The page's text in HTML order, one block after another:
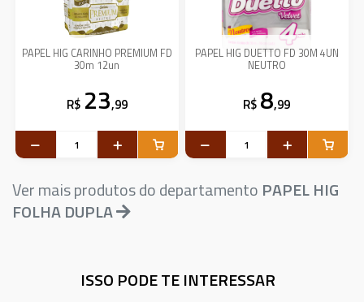
PAPEL HIG CARINHO PREMIUM FD
30m 12un
R$ 23,99
PAPEL HIG DUETTO FD 30M 4UN
NEUTRO
R$ 8,99
Ver mais produtos do departamento PAPEL HIG
FOLHA DUPLA
ISSO PODE TE INTERESSAR